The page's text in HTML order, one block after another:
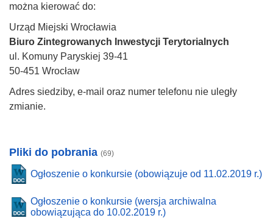
można kierować do:
Urząd Miejski Wrocławia
Biuro Zintegrowanych Inwestycji Terytorialnych
ul. Komuny Paryskiej 39-41
50-451 Wrocław
Adres siedziby, e-mail oraz numer telefonu nie uległy
zmianie.
Pliki do pobrania (69)
Ogłoszenie o konkursie (obowiązuje od 11.02.2019 r.)
Ogłoszenie o konkursie (wersja archiwalna
obowiązująca do 10.02.2019 r.)